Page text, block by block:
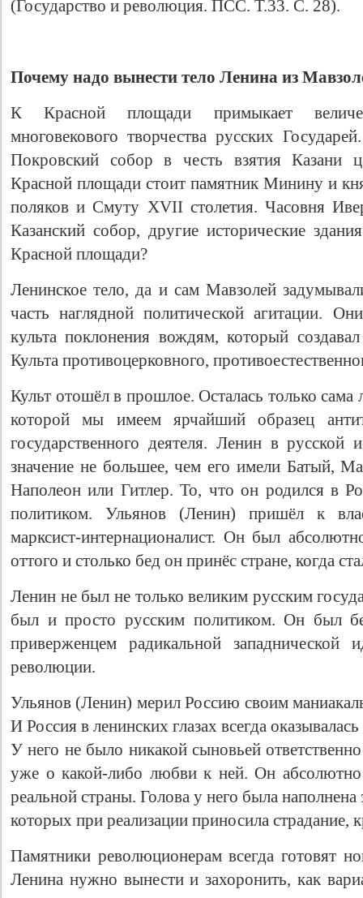
(Государство и революция. ПСС. Т.33. С. 28).
Почему надо вынести тело Ленина из
К Красной площади примыкает
многовекового творчества русских
Покровский собор в честь взятия
Красной площади стоит памятник Минину и
поляков и Смуту XVII столетия. Часовня
Казанский собор, другие исторические
Красной площади?
Ленинское тело, да и сам Мавзолей
часть наглядной политической агитации.
культа поклонения вождям, который
Культа противоцерковного,
Культ отошёл в прошлое. Осталась только
которой мы имеем ярчайший образец
государственного деятеля. Ленин в русской
значение не большее, чем его имели Батый,
Наполеон или Гитлер. То, что он родился в
политиком. Ульянов (Ленин) пришёл к
марксист-интернационалист. Он был
оттого и столько бед он принёс стране, когда
Ленин не был не только великим русским
был и просто русским политиком. Он был
приверженцем радикальной
революции.
Ульянов (Ленин) мерил Россию своим
И Россия в ленинских глазах всегда
У него не было никакой сыновьей
уже о какой-либо любви к ней. Он абсолютно
реальной страны. Голова у него была
которых при реализации приносила страдание,
Памятники революционерам всегда готовят
Ленина нужно вынести и захоронить, как